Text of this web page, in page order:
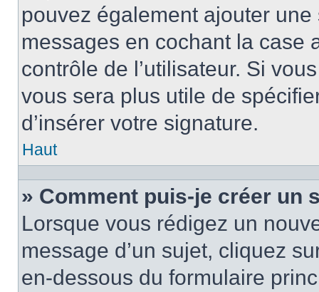
pouvez également ajouter
messages en cochant la case
contrôle de l’utilisateur. Si
vous sera plus utile de
d’insérer votre signature.
Haut
» Comment puis-je créer un
Lorsque vous rédigez un
message d’un sujet, cliquez
en-dessous du formulaire